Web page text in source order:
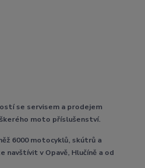
se servisem a prodejem
moto příslušenství.
6000 motocyklů, skútrů a
navštívit v Opavě, Hlučíně a od